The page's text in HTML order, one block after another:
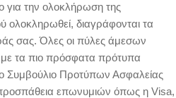
για την ολοκλήρωση της
διαγράφονται τα
σας. Όλες οι πύλες άμεσων
τα πιο πρόσφατα πρότυπα
Συμβούλιο Προτύπων Ασφαλείας
προσπάθεια επωνυμιών όπως η Visa,